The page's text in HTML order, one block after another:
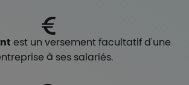
est un versement facultatif d'une
à ses salariés.